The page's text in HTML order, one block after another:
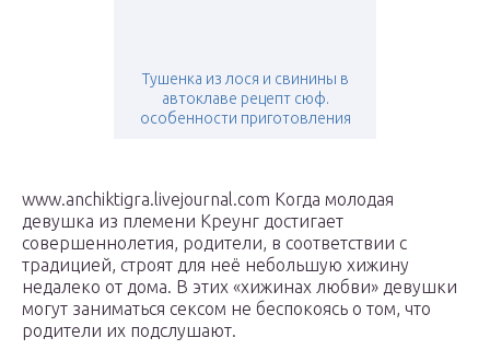
Тушенка из лося и свинины в
автоклаве рецепт сюф.
особенности приготовления
www.anchiktigra.livejournal.com Когда молодая
девушка из племени Креунг достигает
совершеннолетия, родители, в соответствии с
традицией, строят для неё небольшую хижину
недалеко от дома. В этих «хижинах любви» девушки
могут заниматься сексом не беспокоясь о том, что
родители их подслушают.